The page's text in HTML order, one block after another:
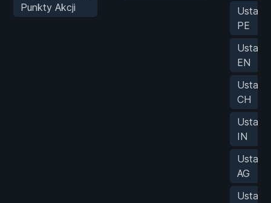
Punkty Akcji
Ustaw
PE
Ustaw
EN
Ustaw
CH
Ustaw
IN
Ustaw
AG
Ustaw